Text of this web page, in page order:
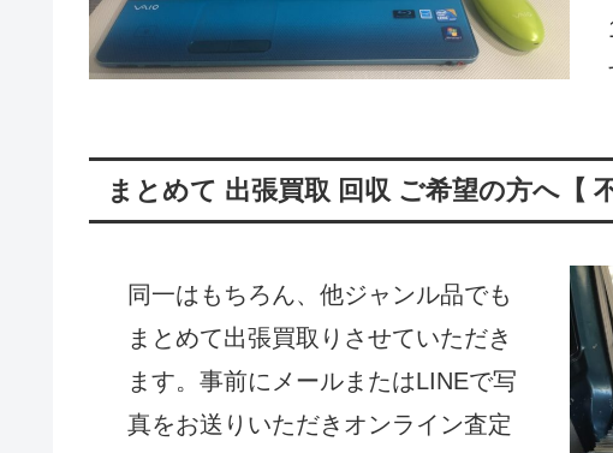
まとめて 出張買取 回収 ご希望の方へ【
同一はもちろん、他ジャンル品でも
まとめて出張買取りさせていただき
ます。事前にメールまたはLINEで写
真をお送りいただきオンライン査定